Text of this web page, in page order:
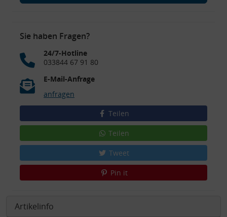
Sie haben Fragen?
24/7-Hotline
033844 67 91 80
E-Mail-Anfrage
anfragen
Teilen
Teilen
Tweet
Pin it
Artikelinfo